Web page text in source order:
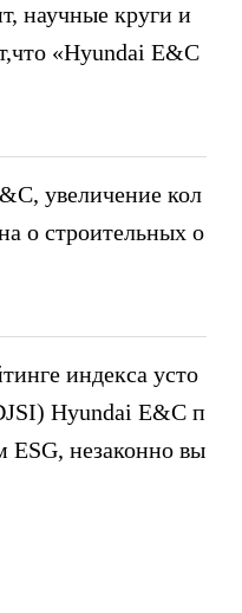
научные круги и
«Hyundai E&C
увеличение кол
о строительных о
индекса усто
Hyundai E&C п
ESG, незаконно вы